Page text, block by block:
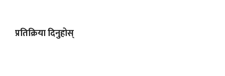
प्रतिक्रिया दिनुहोस्